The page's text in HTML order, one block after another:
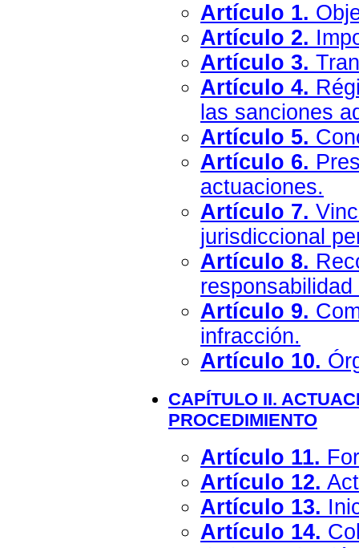
Artículo 1.
Artículo 2.
Artículo 3.
Artículo 4.
las sanciones
Artículo 5.
Artículo 6.
actuaciones.
Artículo 7.
jurisdiccional
Artículo 8.
Artículo 9.
infracción.
Artículo 10.
CAPÍTULO II.
PROCEDIMIENTO
Artículo 11.
Artículo 12.
Artículo 13.
Artículo 14.